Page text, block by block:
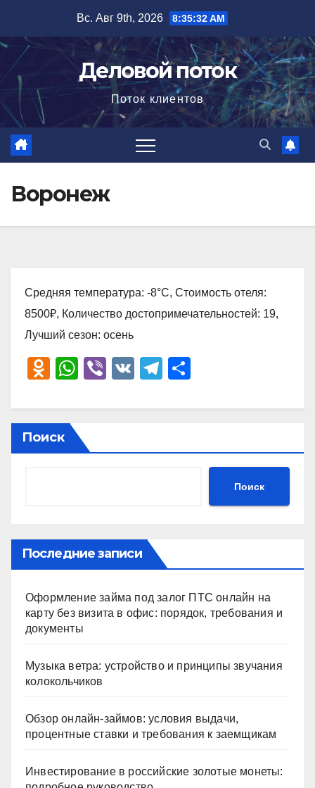
содержимому
Вс. Авг 9th, 2026 8:35:33 AM
Деловой поток
Поток клиентов
Воронеж
Средняя температура: -8°C, Стоимость отеля:
8500₽, Количество достопримечательностей: 19,
Лучший сезон: осень
O
n
o
kl
ki
W
at
s
A
Vi
er
V
T
e
a
р
в
ть
Поиск
Поиск
Последние записи
Оформление займа под залог ПТС онлайн на
карту без визита в офис: порядок, требования и
документы
Музыка ветра: устройство и принципы звучания
колокольчиков
Обзор онлайн-займов: условия выдачи,
процентные ставки и требования к заемщикам
Инвестирование в российские золотые монеты: